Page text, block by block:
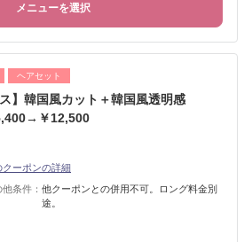
メニューを選択
ヘアセット
】韓国風カット＋韓国風透明感
￥12,500
クーポンの詳細
他条件： 他クーポンとの併用不可。ロング料金別
途。